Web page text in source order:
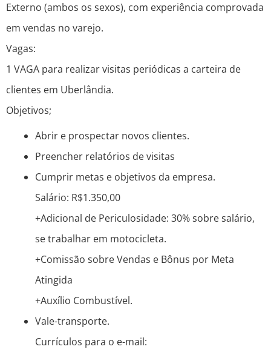
Externo (ambos os sexos), com experiência comprovada
em vendas no varejo.
Vagas:
1 VAGA para realizar visitas periódicas a carteira de
clientes em Uberlândia.
Objetivos;
Abrir e prospectar novos clientes.
Preencher relatórios de visitas
Cumprir metas e objetivos da empresa.
Salário: R$1.350,00
+Adicional de Periculosidade: 30% sobre salário,
se trabalhar em motocicleta.
+Comissão sobre Vendas e Bônus por Meta
Atingida
+Auxílio Combustível.
Vale-transporte.
Currículos para o e-mail: